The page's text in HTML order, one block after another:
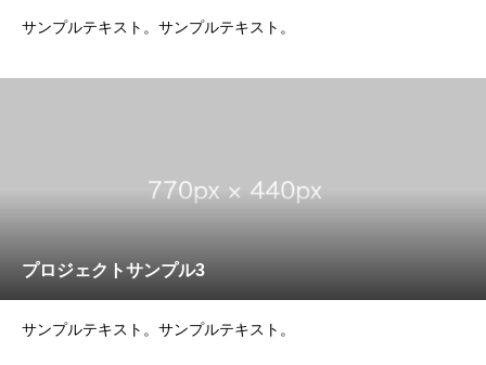
サンプルテキスト。サンプルテキスト。
プロジェクトサンプル3
サンプルテキスト。サンプルテキスト。